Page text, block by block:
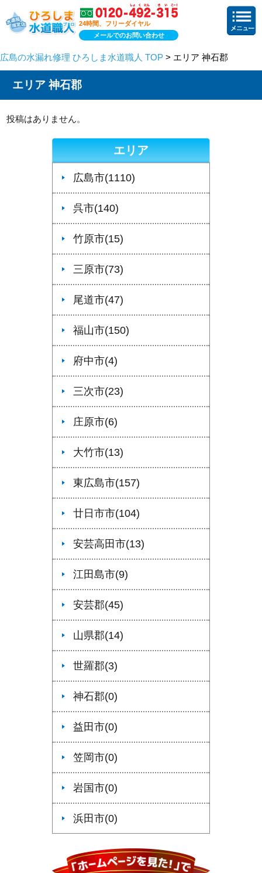
24時間、フリーダイヤル
メールでのお問い合わせ
広島の水漏れ修理 ひろしま水道職人 TOP > エリア 神石郡
エリア 神石郡
投稿はありません。
エリア
広島市(1110)
呉市(140)
竹原市(15)
三原市(73)
尾道市(47)
福山市(150)
府中市(4)
三次市(23)
庄原市(6)
大竹市(13)
東広島市(157)
廿日市市(104)
安芸高田市(13)
江田島市(9)
安芸郡(45)
山県郡(14)
世羅郡(3)
神石郡(0)
益田市(0)
笠岡市(0)
岩国市(0)
浜田市(0)